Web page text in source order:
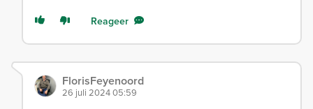
Reageer
FlorisFeyenoord
26 juli 2024 05:59